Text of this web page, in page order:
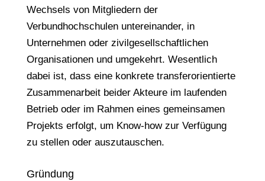
Wechsels von Mitgliedern der
Verbundhochschulen untereinander, in
Unternehmen oder zivilgesellschaftlichen
Organisationen und umgekehrt. Wesentlich
dabei ist, dass eine konkrete transferorientierte
Zusammenarbeit beider Akteure im laufenden
Betrieb oder im Rahmen eines gemeinsamen
Projekts erfolgt, um Know-how zur Verfügung
zu stellen oder auszutauschen.
Gründung